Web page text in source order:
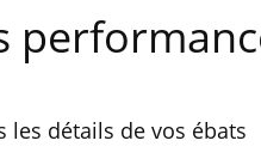
détails de vos ébats